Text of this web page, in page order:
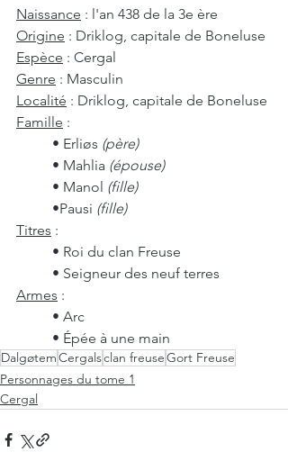
Naissance : l'an 438 de la 3e ère
Origine : Driklog, capitale de Boneluse
Espèce : Cergal
Genre : Masculin
Localité : Driklog, capitale de Boneluse
Famille :
	• Erliøs
(père)
	• Mahlia
(épouse)
	• Manol
(fille)
	•Pausi
(fille)
Titres :
	• Roi du clan Freuse
	• Seigneur des neuf terres
Armes :
	• Arc
	• Épée à une main
DalgøtemCergalsclan freuseGort Freuse
Personnages du tome 1
Cergal